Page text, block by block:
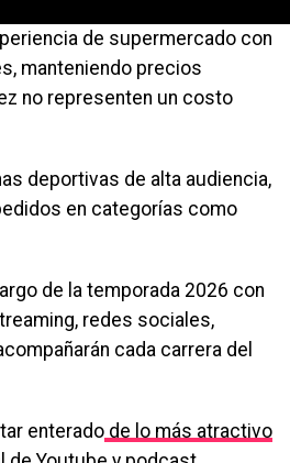
de supermercado con
manteniendo precios
no representen un costo
deportivas de alta audiencia,
en categorías como
de la temporada 2026 con
redes sociales,
cada carrera del
enterado de lo más atractivo